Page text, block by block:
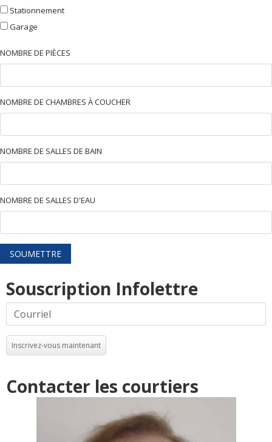
Stationnement
Garage
NOMBRE DE PIÈCES
NOMBRE DE CHAMBRES À COUCHER
NOMBRE DE SALLES DE BAIN
NOMBRE DE SALLES D'EAU
SOUMETTRE
Souscription Infolettre
Inscrivez-vous maintenant
Contacter les courtiers